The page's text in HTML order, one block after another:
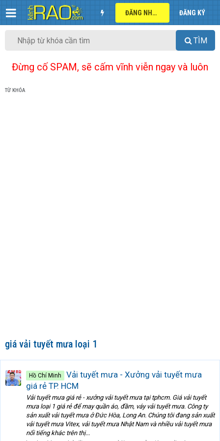
ĐĂNG NHẬP ĐĂNG KÝ
TÌM
Đừng cố SPAM, sẽ cấm vĩnh viễn ngay và luôn
TỪ KHÓA
giá vải tuyết mưa loại 1
Hồ Chí Minh
Vải tuyết mưa - Xưởng vải tuyết mưa
giá rẻ TP. HCM
Vải tuyết mưa giá rẻ - xưởng vải tuyết mưa tại tphcm. Giá vải tuyết
mưa loại 1 giá rẻ để may quần áo, đầm, váy vải tuyết mưa. Công ty
sản xuất vải tuyết mưa ở Đức Hòa, Long An. Chúng tôi đang sản xuất
vải tuyết mưa Vitex, vải tuyết mưa Nhật Nam và nhiều vải tuyết mưa
nổi tiếng khác trên thị...